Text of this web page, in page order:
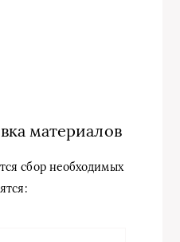
материалов
сбор необходимых